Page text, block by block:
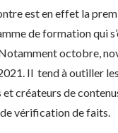
est en effet la
de formation qui
octobre,
Il tend à outiller
créateurs de
vérification de faits.